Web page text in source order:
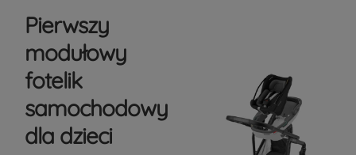
Pierwszy
modułowy
fotelik
samochodowy
dla dzieci